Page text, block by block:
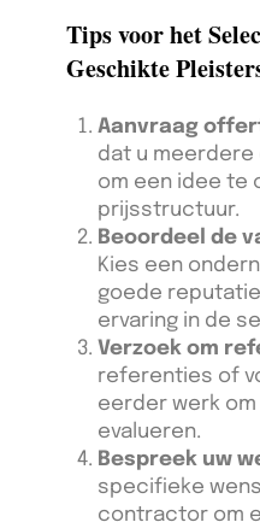
Tips voor het
Geschikte
Aanvraag
dat u
om een idee te
prijsstructuur.
Beoordeel de
Kies een
goede
ervaring in de
Verzoek om
referenties of
eerder werk
evalueren.
Bespreek uw
specifieke
contractor om